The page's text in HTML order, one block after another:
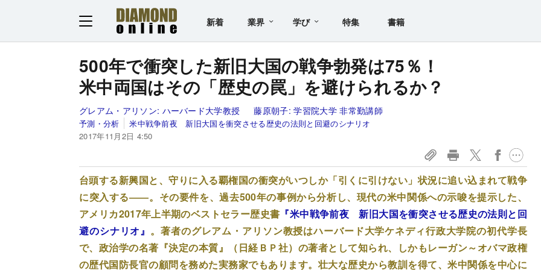
新着 業界 学び 特集 書籍
500年で衝突した新旧大国の戦争勃発は75％！
米中両国はその「歴史の罠」を避けられるか？
グレアム・アリソン: ハーバード大学教授 藤原朝子:学習院大学 非常勤講師
予測・分析
米中戦争前夜 新旧大国を衝突させる歴史の法則と回避のシナリオ
2017年11月2日 4:50
台頭する新興国と、守りに入る覇権国の衝突がいつしか「引くに引けない」状況に追い込まれて戦争
に突入する――。その要件を、過去500年の事例から分析し、現代の米中関係への示唆を提示した、
アメリカ2017年上半期のベストセラー歴史書 『米中戦争前夜 新旧大国を衝突させる歴史の法則と回
避のシナリオ』 。著者のグレアム・アリソン教授はハーバード大学ケネディ行政大学院の初代学長
で、政治学の名著『決定の本質』（日経ＢＰ社）の著者として知られ、しかもレーガン～オバマ政権
の歴代国防長官の顧問を務めた実務家でもあります。壮大な歴史から教訓を得て、米中関係を中心に